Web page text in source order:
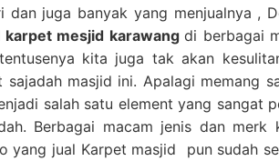
juga banyak yang menjualnya ,
karpet mesjid karawangdi berbagai
kita juga tak akan
masjid ini. Apalagi memang
salah satu element yang sangat
Berbagai macam jenis dan merk
yang jual Karpet masjid pun sudah